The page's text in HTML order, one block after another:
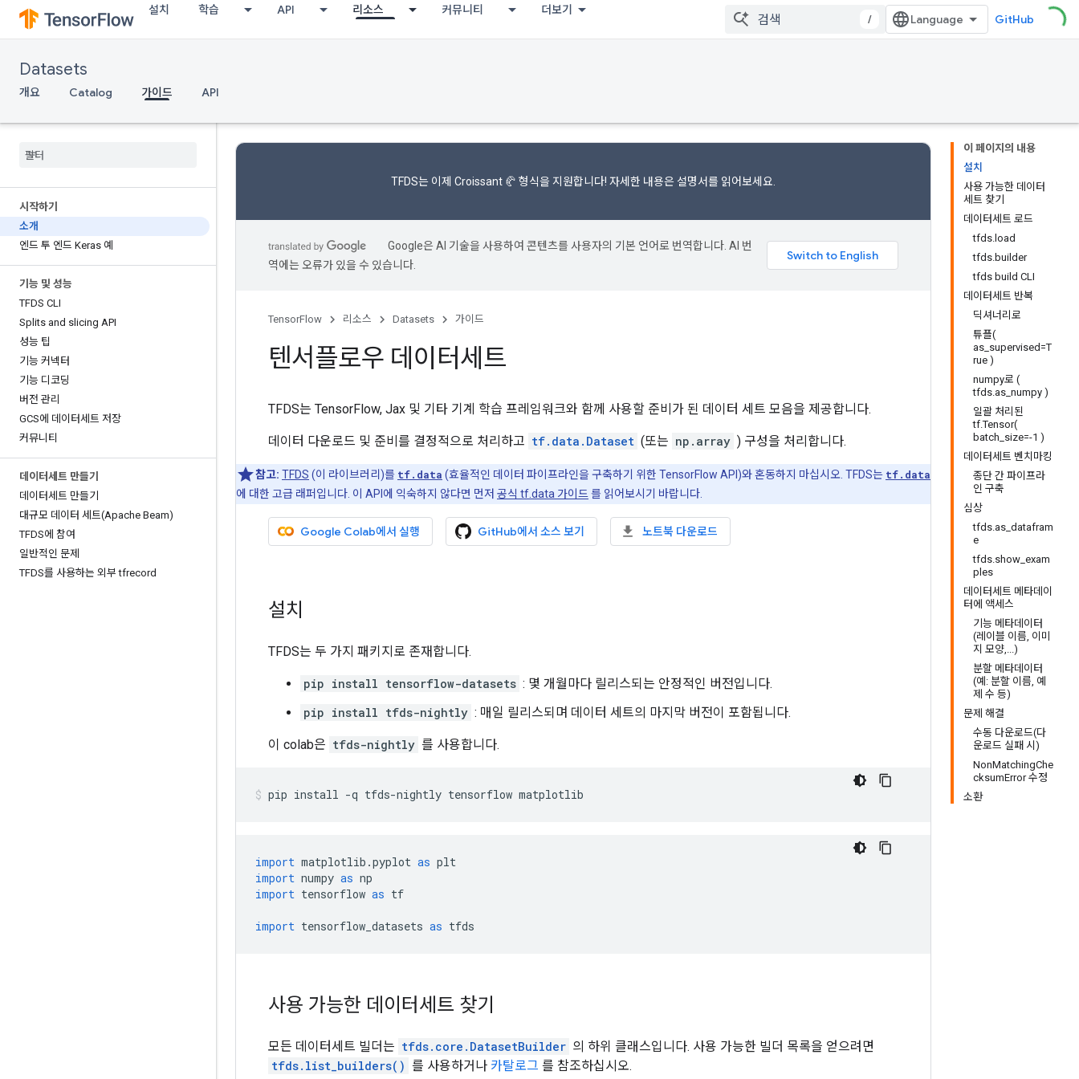
설치 학습 API 리소스 커뮤니티 더보기
/ GitHub
Datasets
개요 Catalog 가이드 API
시작하기
소개
엔드 투 엔드 Keras 예
기능 및 성능
TFDS CLI
Splits and slicing API
성능 팁
기능 커넥터
기능 디코딩
버전 관리
GCS에 데이터세트 저장
커뮤니티
데이터세트 만들기
데이터세트 만들기
대규모 데이터 세트(Apache Beam)
TFDS에 참여
일반적인 문제
TFDS를 사용하는 외부 tfrecord
이 페이지의 내용
설치
사용 가능한 데이터
세트 찾기
데이터세트 로드
tfds.load
tfds.builder
tfds build CLI
데이터세트 반복
딕셔너리로
튜플(
as_supervised=T
rue )
numpy로 (
tfds.as_numpy )
일괄 처리된
tf.Tensor(
batch_size=-1 )
데이터세트 벤치마킹
종단 간 파이프라
인 구축
심상
tfds.as_datafram
e
tfds.show_exam
ples
데이터세트 메타데이
터에 액세스
기능 메타데이터
(레이블 이름, 이미
지 모양,...)
분할 메타데이터
(예: 분할 이름, 예
제 수 등)
문제 해결
수동 다운로드(다
운로드 실패 시)
NonMatchingChe
cksumError 수정
소환
TFDS는 이제 Croissant 🥐 형식을 지원합니다! 자세한 내용은 설명서를 읽어보세요.
Google은 AI 기술을 사용하여 콘텐츠를 사용자의 기본 언어로 번역합니다. AI 번
역에는 오류가 있을 수 있습니다.
TensorFlow 리소스 Datasets 가이드
텐서플로우 데이터세트
TFDS는 TensorFlow, Jax 및 기타 기계 학습 프레임워크와 함께 사용할 준비가 된 데이터 세트 모음을 제공합니다.
데이터 다운로드 및 준비를 결정적으로 처리하고 tf.data.Dataset (또는 np.array ) 구성을 처리합니다.
참고: TFDS (이 라이브러리)를 tf.data (효율적인 데이터 파이프라인을 구축하기 위한 TensorFlow API)와 혼동하지 마십시오. TFDS는 tf.data
에 대한 고급 래퍼입니다. 이 API에 익숙하지 않다면 먼저 공식 tf.data 가이드를 읽어보시기 바랍니다.
Google Colab에서 실행 GitHub에서 소스 보기 노트북 다운로드
설치
TFDS는 두 가지 패키지로 존재합니다.
pip install tensorflow-datasets : 몇 개월마다 릴리스되는 안정적인 버전입니다.
pip install tfds-nightly : 매일 릴리스되며 데이터 세트의 마지막 버전이 포함됩니다.
이 colab은 tfds-nightly 를 사용합니다.
pip install -q tfds-nightly tensorflow matplotlib
import matplotlib .pyplot as plt
import numpy as np
import tensorflow as tf
import tensorflow_datasets as tfds
사용 가능한 데이터세트 찾기
모든 데이터세트 빌더는 tfds.core.DatasetBuilder 의 하위 클래스입니다. 사용 가능한 빌더 목록을 얻으려면
tfds.list_builders() 를 사용하거나 카탈로그 를 참조하십시오.